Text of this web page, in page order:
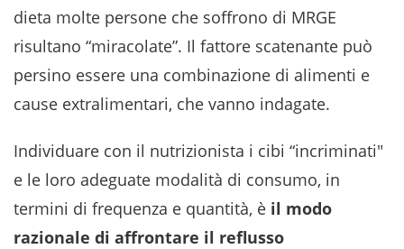
dieta molte persone che soffrono di MRGE
risultano “miracolate”. Il fattore scatenante può
persino essere una combinazione di alimenti e
cause extralimentari, che vanno indagate.
Individuare con il nutrizionista i cibi “incriminati"
e le loro adeguate modalità di consumo, in
termini di frequenza e quantità, è il modo
razionale di affrontare il reflusso